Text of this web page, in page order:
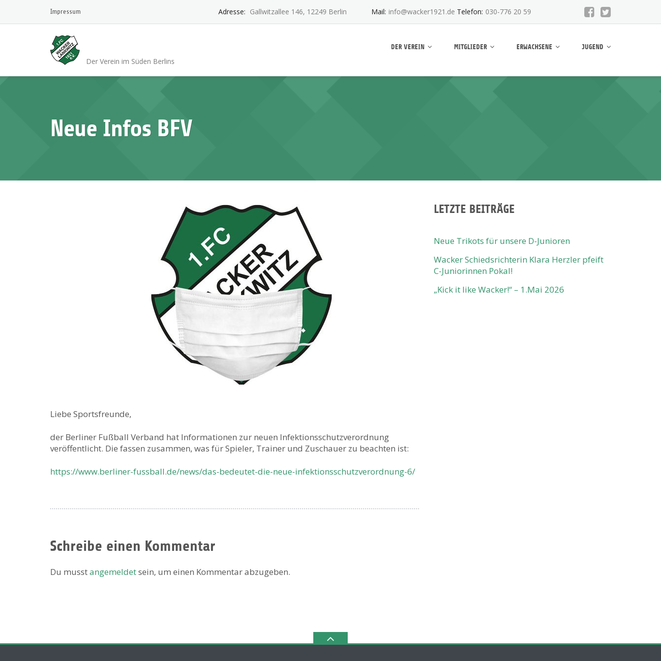
content
Impressum Adresse: Gallwitzallee 146, 12249 Berlin Mail: info@wacker1921.de Telefon: 030-776 20 59
Der Verein im Süden Berlins
DER VEREIN MITGLIEDER ERWACHSENE JUGEND
Neue Infos BFV
Liebe Sportsfreunde,
der Berliner Fußball Verband hat Informationen zur neuen Infektionsschutzverordnung
veröffentlicht. Die fassen zusammen, was für Spieler, Trainer und Zuschauer zu beachten ist:
https://www.berliner-fussball.de/news/das-bedeutet-die-neue-infektionsschutzverordnung-6/
Schreibe einen Kommentar
Du musstangemeldetsein, um einen Kommentar abzugeben.
LETZTE BEITRÄGE
Neue Trikots für unsere D-Junioren
Wacker Schiedsrichterin Klara Herzler pfeift
C-Juniorinnen Pokal!
„Kick it like Wacker!“ – 1.Mai 2026